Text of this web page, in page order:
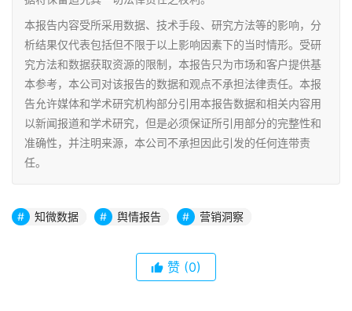
本报告内容受所采用数据、技术手段、研究方法等的影响，分
析结果仅代表包括但不限于以上影响因素下的当时情形。受研
究方法和数据获取资源的限制，本报告只为市场和客户提供基
本参考，本公司对该报告的数据和观点不承担法律责任。本报
告允许媒体和学术研究机构部分引用本报告数据和相关内容用
以新闻报道和学术研究，但是必须保证所引用部分的完整性和
准确性，并注明来源，本公司不承担因此引发的任何连带责
任。
知微数据 舆情报告 营销洞察
赞 (0)